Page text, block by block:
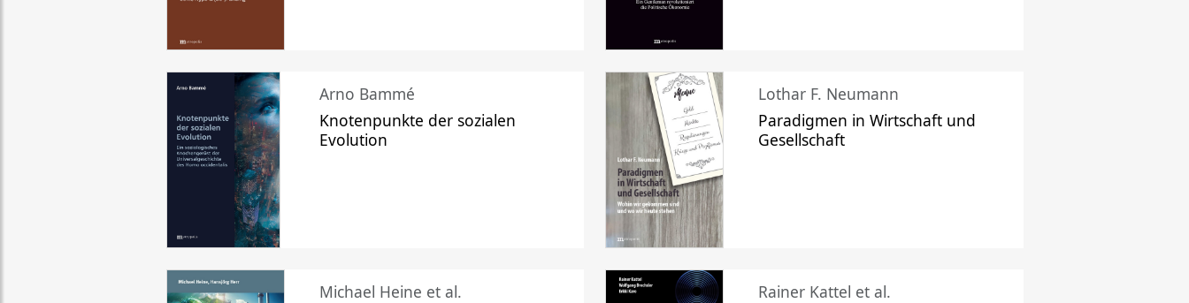
Arno Bammé
Knotenpunkte der sozialen
Evolution
Lothar F. Neumann
Paradigmen in Wirtschaft und
Gesellschaft
Michael Heine et al.
Rainer Kattel et al.